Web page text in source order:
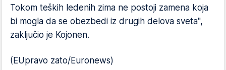
Tokom teških ledenih zima ne postoji zamena koja
bi mogla da se obezbedi iz drugih delova sveta",
zaključio je Kojonen.
(EUpravo zato/Euronews)